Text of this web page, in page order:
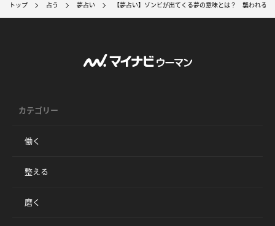
トップ 占う 夢占い 【夢占い】ゾンビが出てくる夢の意味とは？ 襲われる
カテゴリー
働く
整える
磨く